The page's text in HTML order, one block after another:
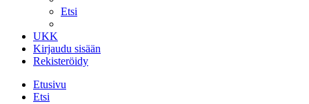
Etsi
UKK
Kirjaudu sisään
Rekisteröidy
Etusivu
Etsi